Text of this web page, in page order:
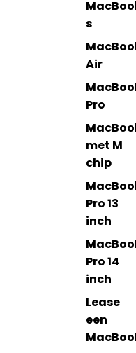
s
Air
Pro
met M
chip
Pro 13
inch
Pro 14
inch
Lease
een